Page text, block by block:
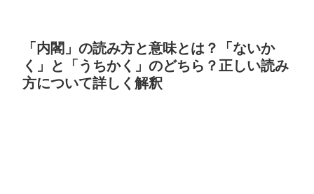
「内閣」の読み方と意味とは？「ないか
く」と「うちかく」のどちら？正しい読み
方について詳しく解釈